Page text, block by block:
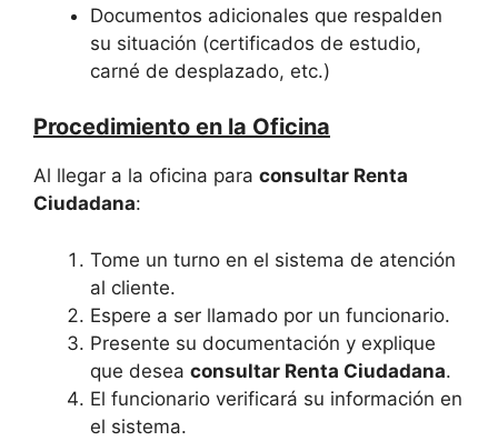
Documentos adicionales que respalden
su situación (certificados de estudio,
carné de desplazado, etc.)
Procedimiento en la Oficina
Al llegar a la oficina para consultar Renta
Ciudadana:
Tome un turno en el sistema de atención
al cliente.
Espere a ser llamado por un funcionario.
Presente su documentación y explique
que desea consultar Renta Ciudadana.
El funcionario verificará su información en
el sistema.